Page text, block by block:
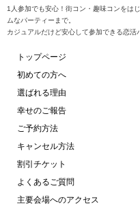
1人参加でも安心！街コン・趣味コンをは
ムなパーティーまで。
カジュアルだけど安心して参加できる恋活
トップページ
初めての方へ
選ばれる理由
幸せのご報告
ご予約方法
キャンセル方法
割引チケット
よくあるご質問
主要会場へのアクセス